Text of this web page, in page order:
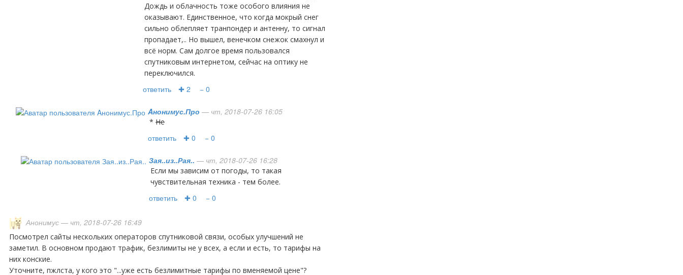
Дождь и облачность тоже особого влияния не
оказывают. Единственное, что когда мокрый снег
сильно облепляет транпондер и антенну, то сигнал
пропадает,.. Но вышел, венечком снежок смахнул и
всё норм. Сам долгое время пользовался
спутниковым интернетом, сейчас на оптику не
переключился.
ответить ✚ 2 − 0
Aнонимус.Про — чт, 2018-07-26 16:05
* не
ответить ✚ 0 − 0
Зая..из..Рая.. — чт, 2018-07-26 16:28
Если мы зависим от погоды, то такая
чувствительная техника - тем более.
ответить ✚ 0 − 0
Анонимус — чт, 2018-07-26 16:49
Посмотрел сайты нескольких операторов спутниковой связи, особых улучшений не
заметил. В основном продают трафик, безлимиты не у всех, а если и есть, то тарифы на
них конские.
Уточните, пжлста, у кого это "...уже есть безлимитные тарифы по вменяемой цене"?